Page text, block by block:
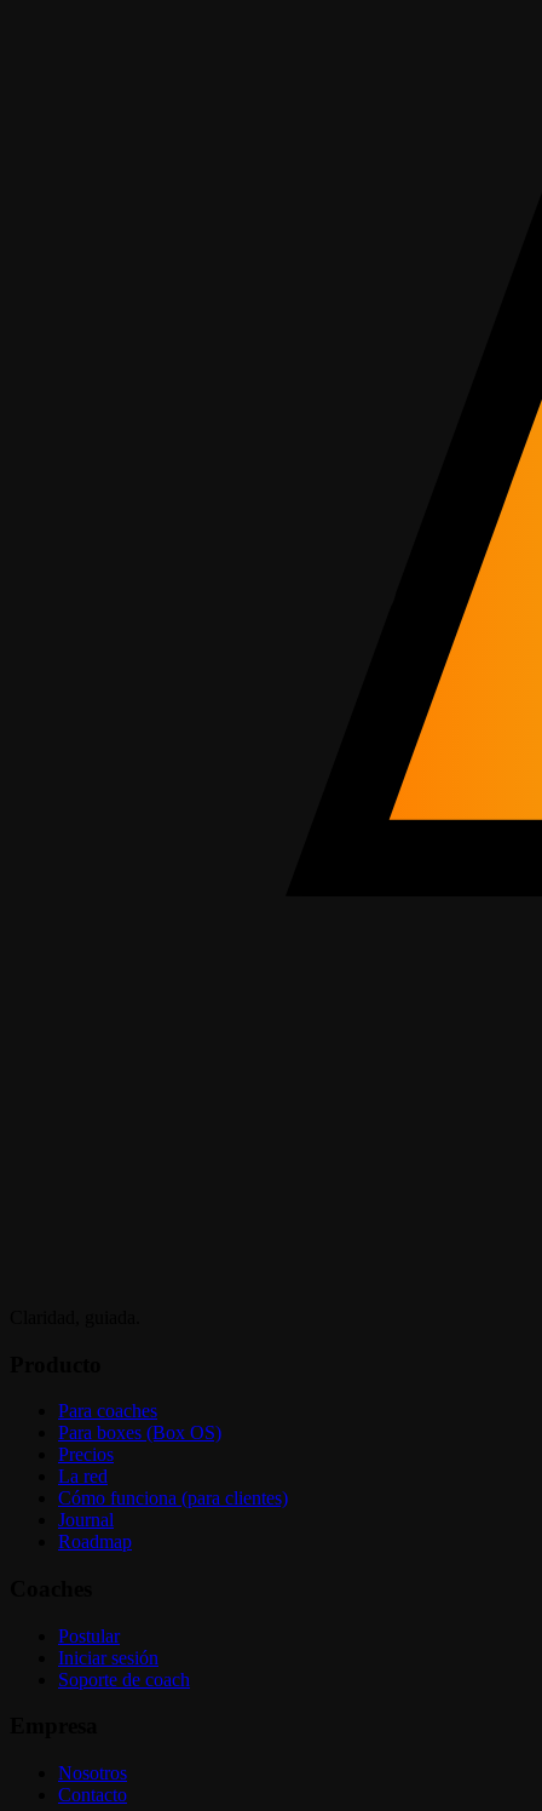
Para coaches
Para boxes (Box OS)
Precios
La red
Cómo funciona (para clientes)
Journal
Roadmap
Postular
Iniciar sesión
Soporte de coach
Nosotros
Contacto